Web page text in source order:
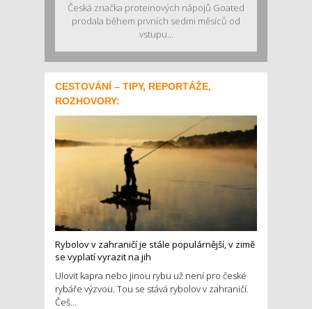
Česká značka proteinových nápojů Goated
prodala během prvních sedmi měsíců od
vstupu...
CESTOVÁNÍ – TIPY, REPORTÁŽE,
ROZHOVORY:
Rybolov v zahraničí je stále populárnější, v zimě
se vyplatí vyrazit na jih
Ulovit kapra nebo jinou rybu už není pro české
rybáře výzvou. Tou se stává rybolov v zahraničí.
Češ...